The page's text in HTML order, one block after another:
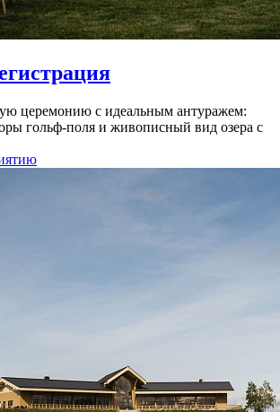
церемонию с идеальным антуражем:
гольф-поля и живописный вид озера с